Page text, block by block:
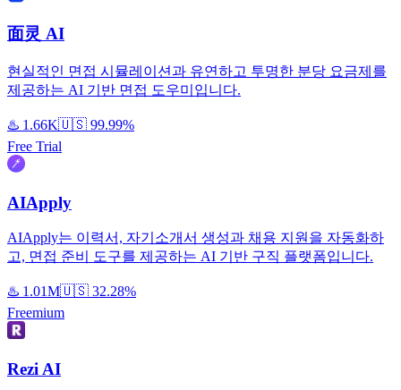
面灵 AI
현실적인 면접 시뮬레이션과 유연하고 투명한 분당 요금제를
제공하는 AI 기반 면접 도우미입니다.
♨️ 1.66K🇺🇸 99.99%
Free Trial
AIApply
AIApply는 이력서, 자기소개서 생성과 채용 지원을 자동화하
고, 면접 준비 도구를 제공하는 AI 기반 구직 플랫폼입니다.
♨️ 1.01M🇺🇸 32.28%
Freemium
Rezi AI